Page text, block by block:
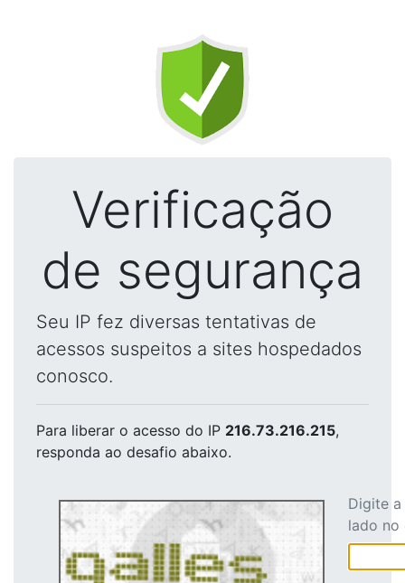
Verificação
de segurança
Seu IP fez diversas tentativas de
acessos suspeitos a sites hospedados
conosco.
Para liberar o acesso do IP 216.73.216.215,
responda ao desafio abaixo.
Digite
lado no